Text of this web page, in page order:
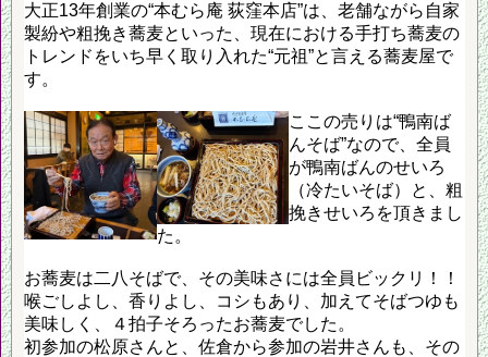
大正13年創業の“本むら庵 荻窪本店”は、老舗ながら自家
製紛や粗挽き蕎麦といった、現在における手打ち蕎麦の
トレンドをいち早く取り入れた“元祖”と言える蕎麦屋で
す。
ここの売りは“鴨南ば
んそば”なので、全員
が鴨南ばんのせいろ
（冷たいそば）と、粗
挽きせいろを頂きまし
た。
お蕎麦は二八そばで、その美味さには全員ビックリ！！
喉ごしよし、香りよし、コシもあり、加えてそばつゆも
美味しく、４拍子そろったお蕎麦でした。
初参加の松原さんと、佐倉から参加の岩井さんも、その